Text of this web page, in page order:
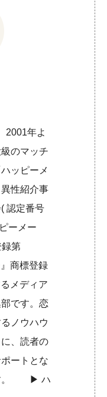
2001年よ
のマッチ
ッピーメ
性紹介事
認定番号
ーメー
第
商標登録
メディア
部です。恋
ノウハウ
、読者の
ートとな
す。 ▶︎ハ